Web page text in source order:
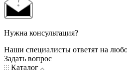
Нужна консультация?
Наши специалисты ответят на
Задать вопрос
Каталог